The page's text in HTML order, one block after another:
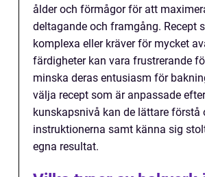
ålder och förmågor för att
deltagande och framgång. Recept
komplexa eller kräver för mycket
färdigheter kan vara frustrerande
minska deras entusiasm för
välja recept som är anpassade
kunskapsnivå kan de lättare förstå
instruktionerna samt känna sig
egna resultat.